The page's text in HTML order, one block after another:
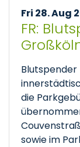
Fri 28. Aug
FR:
die
sowie im